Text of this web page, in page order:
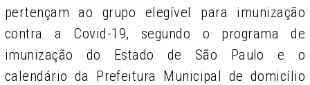
pertençam ao grupo elegível para imunização
contra a Covid-19, segundo o programa de
imunização do Estado de São Paulo e o
calendário da Prefeitura Municipal de domicílio